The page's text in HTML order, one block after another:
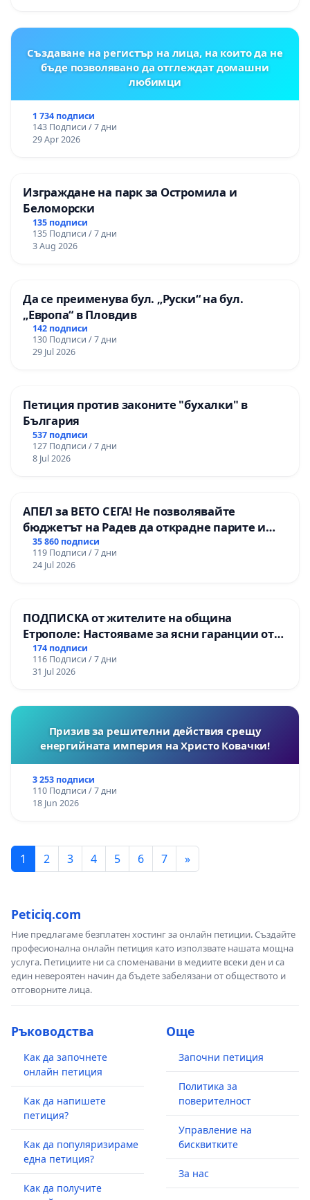
Създаване на регистър на лица, на които да не
бъде позволявано да отглеждат домашни
любимци
1 734 подписи
143 Подписи / 7 дни
29 Apr 2026
Изграждане на парк за Остромила и
Беломорски
135 подписи
135 Подписи / 7 дни
3 Aug 2026
Да се преименува бул. „Руски“ на бул.
„Европа“ в Пловдив
142 подписи
130 Подписи / 7 дни
29 Jul 2026
Петиция против законите "бухалки" в
България
537 подписи
127 Подписи / 7 дни
8 Jul 2026
АПЕЛ за ВЕТО СЕГА! Не позволявайте
бюджетът на Радев да открадне парите и
правата ни в тъмното
35 860 подписи
119 Подписи / 7 дни
24 Jul 2026
ПОДПИСКА от жителите на община
Етрополе: Настояваме за ясни гаранции от
“Елаците-МЕД” АД и от държавата, че ще се
изпълнят всички екологични норми!
174 подписи
116 Подписи / 7 дни
31 Jul 2026
Призив за решителни действия срещу
енергийната империя на Христо Ковачки!
3 253 подписи
110 Подписи / 7 дни
18 Jun 2026
1 2 3 4 5 6 7 »
Peticiq.com
Ние предлагаме безплатен хостинг за онлайн петиции. Създайте
професионална онлайн петиция като използвате нашата мощна
услуга. Петициите ни са споменавани в медиите всеки ден и са
един невероятен начин да бъдете забелязани от обществото и
отговорните лица.
Ръководства
Как да започнете
онлайн петиция
Как да напишете
петиция?
Как да популяризираме
една петиция?
Как да получите
Още
Започни петиция
Политика за
поверителност
Управление на
бисквитките
За нас